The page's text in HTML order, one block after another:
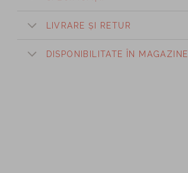
LIVRARE ȘI RETUR
DISPONIBILITATE ÎN MAGAZINE